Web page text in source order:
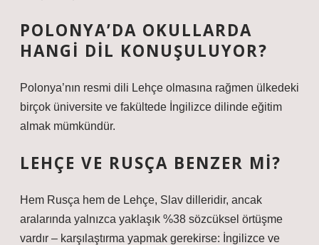
POLONYA’DA OKULLARDA
HANGI DIL KONUŞULUYOR?
Polonya’nın resmi dili Lehçe olmasına rağmen ülkedeki
birçok üniversite ve fakültede İngilizce dilinde eğitim
almak mümkündür.
LEHÇE VE RUSÇA BENZER MI?
Hem Rusça hem de Lehçe, Slav dilleridir, ancak
aralarında yalnızca yaklaşık %38 sözcüksel örtüşme
vardır – karşılaştırma yapmak gerekirse: İngilizce ve